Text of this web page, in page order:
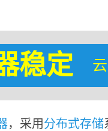
稳定
，采用分布式存储